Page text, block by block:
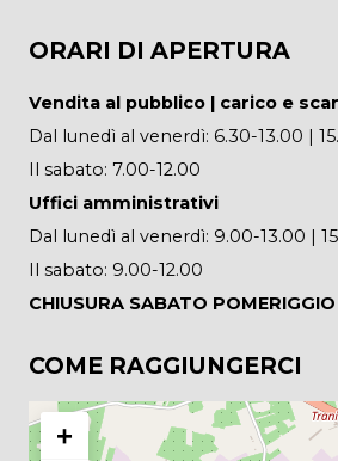
ORARI DI APERTURA
Vendita al pubblico | carico e
Dal lunedì al venerdì: 6.30-13.00 |
Il sabato: 7.00-12.00
Uffici amministrativi
Dal lunedì al venerdì: 9.00-13.00 |
Il sabato: 9.00-12.00
CHIUSURA SABATO
COME RAGGIUNGERCI
+